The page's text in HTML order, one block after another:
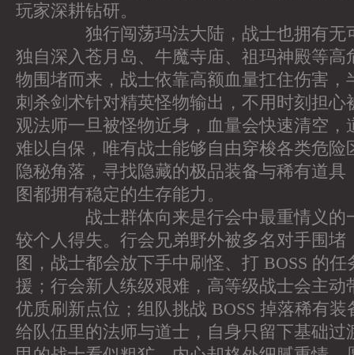
玩家深耕钻研。
独行闯荡玛法大陆，战士也拥有无可
独自深入苍月岛、牛魔寺庙、祖玛神殿等高
物围堵而来，战士依靠高额血量扛住伤害，
刺杀剑术针对精英怪物输出，不用时刻担心
观法师一旦被怪物近身，血量会快速清空，
难以自保，唯有战士能够自由穿梭各类危险
隐秘角落，寻找隐藏的极品装备与稀有道具
图都拥有稳定的生存能力。
战士群体向来是行会中最重情义的一
较个人得失。行会兄弟野外被多名对手围堵
图，战士都会放下手中刷怪、打 BOSS 的
援；行会新人练级艰难，高等级战士会主动
优质刷新点位；组队挑战 BOSS 掉落稀有
给队伍里的法师与道士，自身只留下基础过